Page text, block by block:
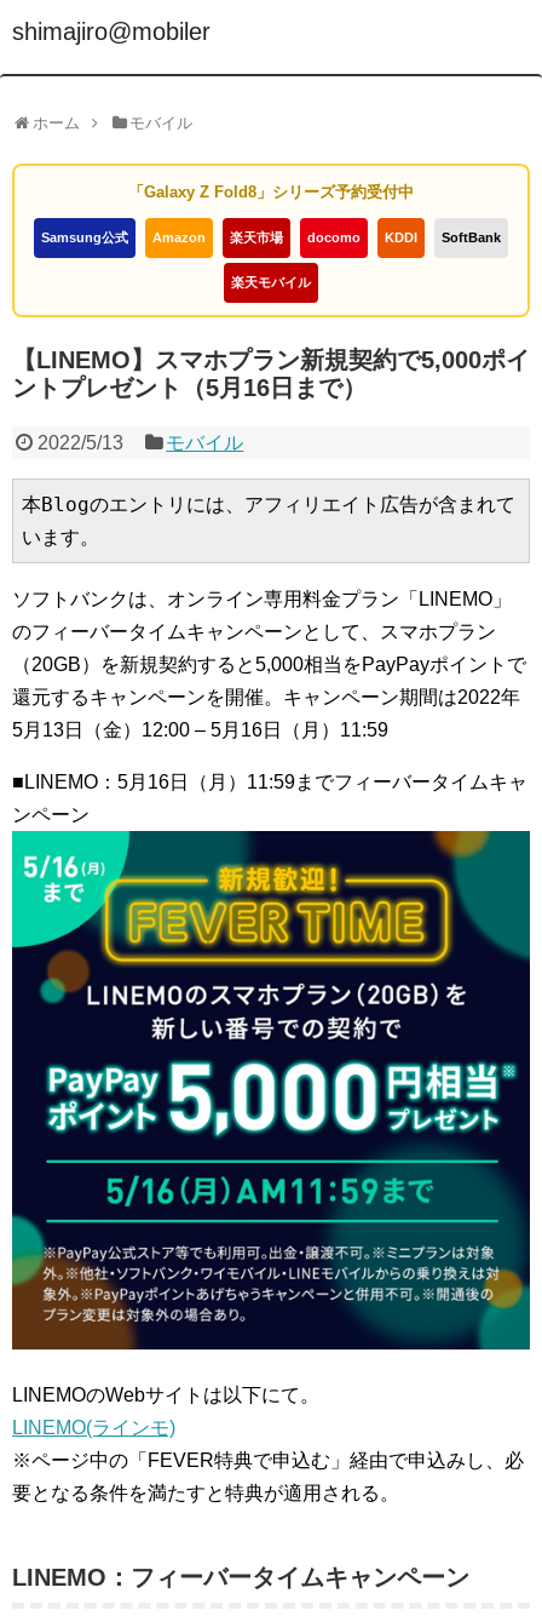
shimajiro@mobiler
ホーム モバイル
「Galaxy Z Fold8」シリーズ予約受付中
Samsung公式 Amazon 楽天市場 docomo KDDI SoftBank
楽天モバイル
【LINEMO】スマホプラン新規契約で5,000ポイ
ントプレゼント（5月16日まで）
2022/5/13 モバイル
本Blogのエントリには、アフィリエイト広告が含まれて
います。
ソフトバンクは、オンライン専用料金プラン「LINEMO」
のフィーバータイムキャンペーンとして、スマホプラン
（20GB）を新規契約すると5,000相当をPayPayポイントで
還元するキャンペーンを開催。キャンペーン期間は2022年
5月13日（金）12:00 – 5月16日（月）11:59
■LINEMO：5月16日（月）11:59までフィーバータイムキャ
ンペーン
LINEMOのWebサイトは以下にて。
LINEMO(ラインモ)
※ページ中の「FEVER特典で申込む」経由で申込みし、必
要となる条件を満たすと特典が適用される。
LINEMO：フィーバータイムキャンペーン